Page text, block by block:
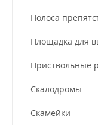
Полоса
Площадка для
Приствольные
Скалодромы
Скамейки